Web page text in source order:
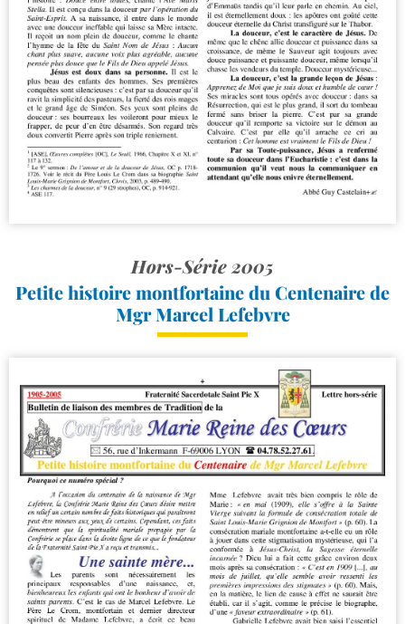
Hors-Série 2005
Petite histoire montfortaine du Centenaire de
Mgr Marcel Lefebvre